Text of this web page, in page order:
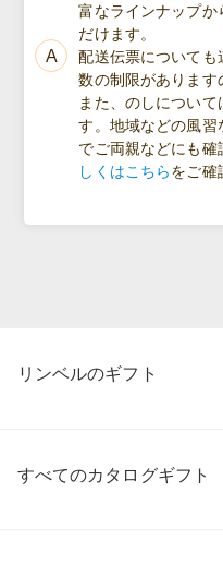
富なラインナップか
だけます。
配送伝票についても
数の制限があります
また、のしについ
す。地域などの風習
でご両親などにも確
しくはこちらをご確
リンベルのギフト
すべてのカタログギフト